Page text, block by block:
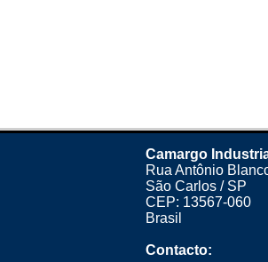
Camargo
Rua Antônio
São Carlos / SP
CEP: 13567-060
Brasil
Contacto: